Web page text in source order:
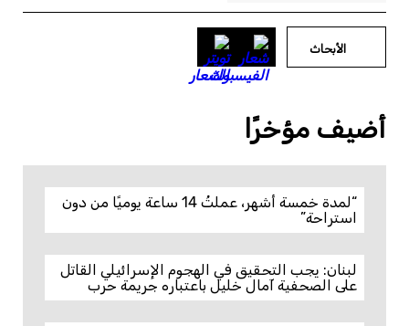
الأبحاث
أضيف مؤخرًا
“لمدة خمسة أشهر، عملتُ 14 ساعة يوميًا من دون
استراحة”
لبنان: يجب التحقيق في الهجوم الإسرائيلي القاتل
على الصحفية آمال خليل باعتباره جريمة حرب